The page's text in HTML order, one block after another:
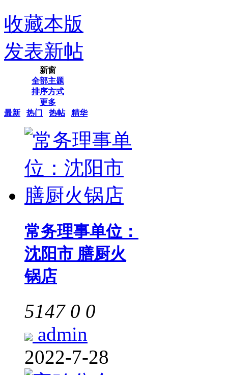
收藏本版
发表新帖
新窗
全部主题
排序方式
更多
最新
热门 热帖 精华
常务理事单位：
沈阳市 膳厨火
锅店
5147 0 0
admin
2022-7-28